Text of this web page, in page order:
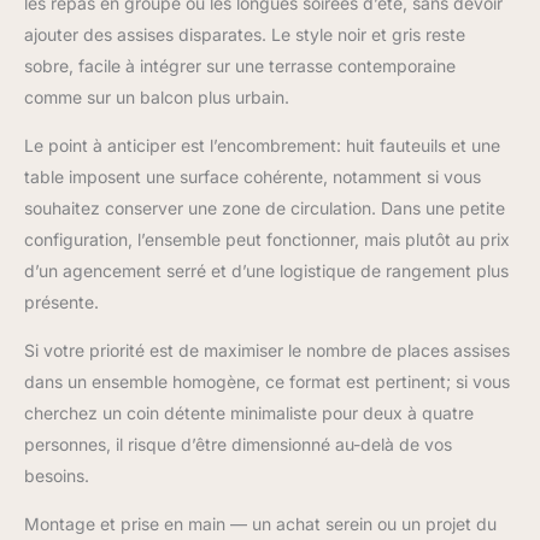
ASSURÉS: Chaque
notre salon de jardin
offre un confort
ses coussins d'assise
moelleux. Que ce soit
pour une utilisation en
extérieur ou en
intérieur, ces chaise
confortable et table de
détente en famille ou
entre amis.
RÉSISTANCE ET
FACILITÉ
éléments et est facile à
ajouter des assises disparates. Le style noir et gris reste
sobre, facile à intégrer sur une terrasse contemporaine
comme sur un balcon plus urbain.
Le point à anticiper est l’encombrement: huit fauteuils et une
table imposent une surface cohérente, notamment si vous
souhaitez conserver une zone de circulation. Dans une petite
configuration, l’ensemble peut fonctionner, mais plutôt au prix
d’un agencement serré et d’une logistique de rangement plus
présente.
Si votre priorité est de maximiser le nombre de places assises
dans un ensemble homogène, ce format est pertinent; si vous
cherchez un coin détente minimaliste pour deux à quatre
personnes, il risque d’être dimensionné au-delà de vos
besoins.
Montage et prise en main — un achat serein ou un projet du